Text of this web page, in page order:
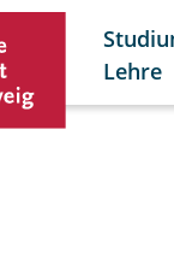
Lehre